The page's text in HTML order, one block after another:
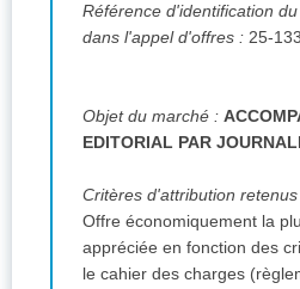
Référence d'identification
dans l'appel d'offres : 25-
Objet du marché :
EDITORIAL PAR
Critères d'attribution
Offre économiquement la
appréciée en fonction des
le cahier des charges